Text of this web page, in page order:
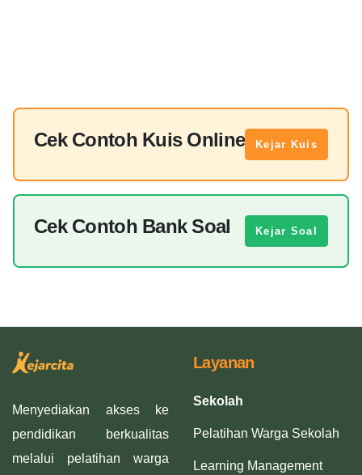
Cek Contoh Kuis Online Kejar Kuis
Cek Contoh Bank Soal Kejar Soal
Menyediakan akses ke
pendidikan berkualitas
melalui pelatihan warga
Layanan
Sekolah
Pelatihan Warga Sekolah
Learning Management